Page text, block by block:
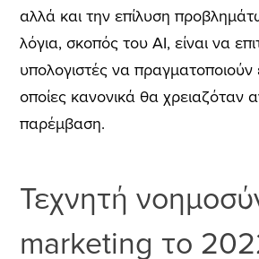
αλλά και την επίλυση
λόγια, σκοπός του AI, είναι να
υπολογιστές να πραγματοποιούν
οποίες κανονικά θα χρειαζόταν
παρέμβαση.
Τεχνητή
marketing το